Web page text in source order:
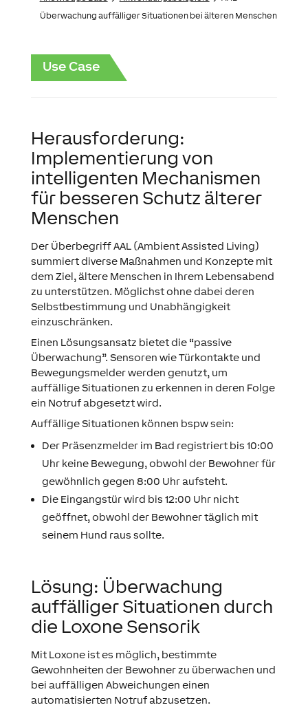
Überwachung auffälliger Situationen bei älteren Menschen
Use Case
Herausforderung:
Implementierung von
intelligenten Mechanismen
für besseren Schutz älterer
Menschen
Der Überbegriff AAL (Ambient Assisted Living)
summiert diverse Maßnahmen und Konzepte mit
dem Ziel, ältere Menschen in Ihrem Lebensabend
zu unterstützen. Möglichst ohne dabei deren
Selbstbestimmung und Unabhängigkeit
einzuschränken.
Einen Lösungsansatz bietet die “passive
Überwachung”. Sensoren wie Türkontakte und
Bewegungsmelder werden genutzt, um
auffällige Situationen zu erkennen in deren Folge
ein Notruf abgesetzt wird.
Auffällige Situationen können bspw sein:
Der Präsenzmelder im Bad registriert bis 10:00
Uhr keine Bewegung, obwohl der Bewohner für
gewöhnlich gegen 8:00 Uhr aufsteht.
Die Eingangstür wird bis 12:00 Uhr nicht
geöffnet, obwohl der Bewohner täglich mit
seinem Hund raus sollte.
Lösung: Überwachung
auffälliger Situationen durch
die Loxone Sensorik
Mit Loxone ist es möglich, bestimmte
Gewohnheiten der Bewohner zu überwachen und
bei auffälligen Abweichungen einen
automatisierten Notruf abzusetzen.